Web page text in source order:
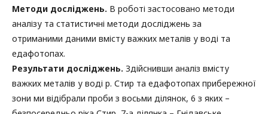
Методи досліджень. В роботі застосовано методи
аналізу та статистичні методи досліджень за
отриманими даними вмісту важких металів у воді та
едафотопах.
Результати досліджень. Здійснивши аналіз вмісту
важких металів у воді р. Стир та едафотопах прибережної
зони ми відібрали проби з восьми ділянок, 6 з яких –